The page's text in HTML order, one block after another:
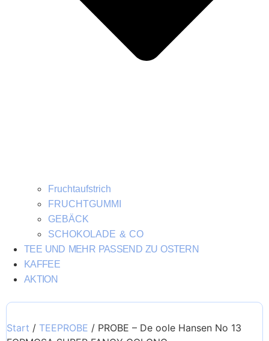
Fruchtaufstrich
FRUCHTGUMMI
GEBÄCK
SCHOKOLADE & CO
TEE UND MEHR PASSEND ZU OSTERN
KAFFEE
AKTION
Start / TEEPROBE / PROBE – De oole Hansen No 13